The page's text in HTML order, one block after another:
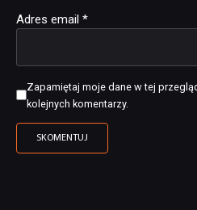
Adres email *
Zapamiętaj moje dane w tej
kolejnych komentarzy.